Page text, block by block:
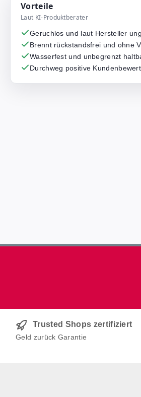
Vorteile
Laut KI-Produktberater
Geruchlos und laut Hersteller
Brennt rückstandsfrei und ohne
Wasserfest und unbegrenzt
Durchweg positive
Trusted Shops zertifiziert
Geld zurück Garantie